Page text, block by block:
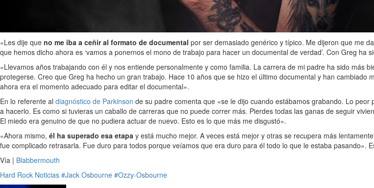
«Les dije que no me iba a ceñir al formato de documental por ser demasiado genérico y típico. Me dijeron que me
que hemos dicho ahora es ‘vamos a ponernos el mono de trabajo para hacer un documental de verdad’. Con Greg
«Llevamos años trabajando con él y nos entiende personalmente y como familia. La carrera de mi padre ha sido más
protegerse. Creo que Greg ha hecho un gran trabajo. Hace 10 años que se hizo el último documental y han cambiado
ahora era el momento adecuado para editar el documental».
En lo referente al diagnóstico de Parkinson de su padre comenta que «se le dijo cuando estábamos grabando. Lo
a hacerlo. Es como si tuvieras un caballo de carreras que no puede correr más. Pierdes todas las ganas de seguir
El miedo era genuino de que no pudiera actuar de nuevo. Esto es lo que más me disgustó».
«Ahora mismo, él ha superado esa etapa y está mucho mejor. A veces está mejor y otras se recupera más
fue complicado retrasarla. Fue duro para todos porque veíamos que era duro para él todo lo que le estaba pasando».
Vía | Blabbermouth
Hard Rock Noticias #Jack Osbourne #Ozzy-Osbourne